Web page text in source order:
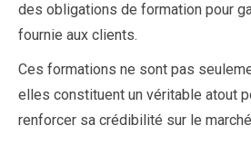
des obligations de formation pour
fournie aux clients.
Ces formations ne sont pas
elles constituent un véritable atout
renforcer sa crédibilité sur le